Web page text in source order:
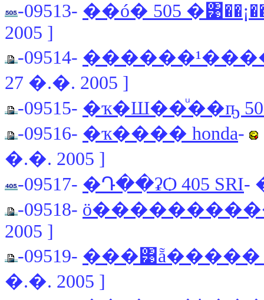
-09513- ��ó� 505
2005 ]
-09514-
27 �.�. 2005 ]
-09515- �ҡ�Ш��ͧ��ҧ
-09516- �ҡ���� honda-
�.�. 2005 ]
-09517- �Դ��ʡѺ 405 SRI-
-09518-
2005 ]
-09519- ���͹ẵ�����
�.�. 2005 ]